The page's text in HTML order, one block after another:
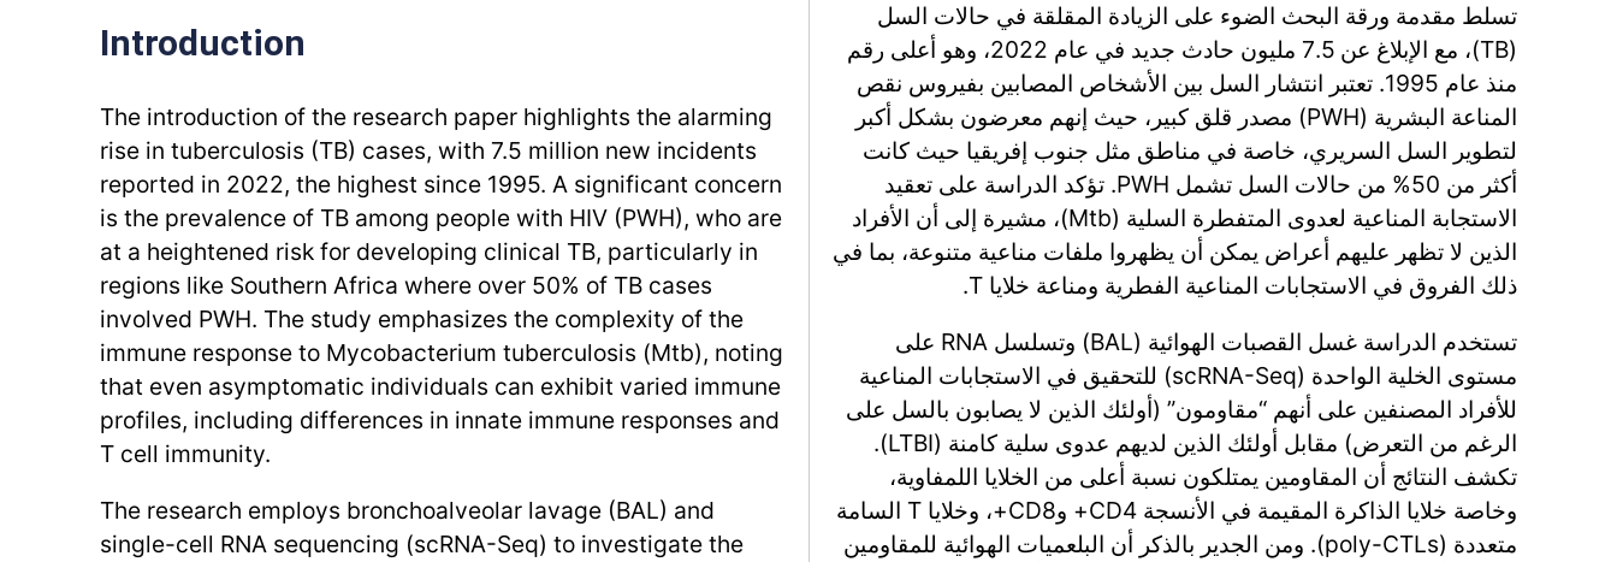
تسلط مقدمة ورقة البحث الضوء على الزيادة المقلقة في حالات السل
(TB)، مع الإبلاغ عن 7.5 مليون حادث جديد في عام 2022، وهو أعلى رقم
منذ عام 1995. تعتبر انتشار السل بين الأشخاص المصابين بفيروس نقص
المناعة البشرية (PWH) مصدر قلق كبير، حيث إنهم معرضون بشكل أكبر
لتطوير السل السريري، خاصة في مناطق مثل جنوب إفريقيا حيث كانت
أكثر من 50% من حالات السل تشمل PWH. تؤكد الدراسة على تعقيد
الاستجابة المناعية لعدوى المتفطرة السلية (Mtb)، مشيرة إلى أن الأفراد
الذين لا تظهر عليهم أعراض يمكن أن يظهروا ملفات مناعية متنوعة، بما في
ذلك الفروق في الاستجابات المناعية الفطرية ومناعة خلايا T.
تستخدم الدراسة غسل القصبات الهوائية (BAL) وتسلسل RNA على
مستوى الخلية الواحدة (scRNA-Seq) للتحقيق في الاستجابات المناعية
للأفراد المصنفين على أنهم “مقاومون” (أولئك الذين لا يصابون بالسل على
الرغم من التعرض) مقابل أولئك الذين لديهم عدوى سلية كامنة (LTBI).
تكشف النتائج أن المقاومين يمتلكون نسبة أعلى من الخلايا اللمفاوية،
وخاصة خلايا الذاكرة المقيمة في الأنسجة CD4+ وCD8+، وخلايا T السامة
متعددة (poly-CTLs). ومن الجدير بالذكر أن البلعميات الهوائية للمقاومين
Introduction
The introduction of the research paper highlights the alarming
rise in tuberculosis (TB) cases, with 7.5 million new incidents
reported in 2022, the highest since 1995. A significant concern
is the prevalence of TB among people with HIV (PWH), who are
at a heightened risk for developing clinical TB, particularly in
regions like Southern Africa where over 50% of TB cases
involved PWH. The study emphasizes the complexity of the
immune response to Mycobacterium tuberculosis (Mtb), noting
that even asymptomatic individuals can exhibit varied immune
profiles, including differences in innate immune responses and
T cell immunity.
The research employs bronchoalveolar lavage (BAL) and
single-cell RNA sequencing (scRNA-Seq) to investigate the